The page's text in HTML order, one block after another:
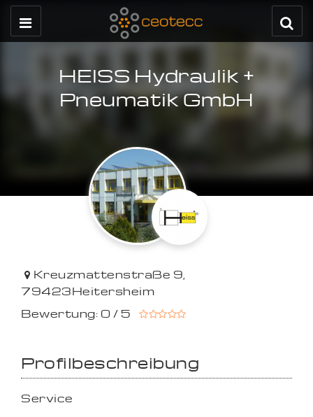
HEISS Hydraulik +
Pneumatik GmbH
Kreuzmattenstraße 9,
79423Heitersheim
Bewertung: 0 / 5
Profilbeschreibung
Service